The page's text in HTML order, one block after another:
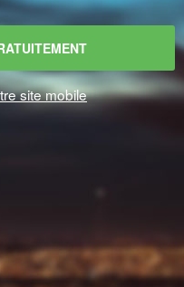
site mobile